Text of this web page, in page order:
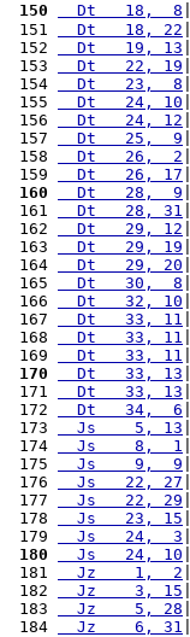
150
  Dt   18,  8
151
  Dt   18, 22
152
  Dt   19, 13
153
  Dt   22, 19
154
  Dt   23,  8
155
  Dt   24, 10
156
  Dt   24, 12
157
  Dt   25,  9
158
  Dt   26,  2
159
  Dt   26, 17
160
  Dt   28,  9
161
  Dt   28, 31
162
  Dt   29, 12
163
  Dt   29, 19
164
  Dt   29, 20
165
  Dt   30,  8
166
  Dt   32, 10
167
  Dt   33, 11
168
  Dt   33, 11
169
  Dt   33, 11
170
  Dt   33, 13
171
  Dt   33, 13
172
  Dt   34,  6
173
  Js    5, 13
174
  Js    8,  1
175
  Js    9,  9
176
  Js   22, 27
177
  Js   22, 29
178
  Js   23, 15
179
  Js   24,  3
180
  Js   24, 10
181
  Jz    1,  2
182
  Jz    3, 15
183
  Jz    5, 28
184
  Jz    6, 31